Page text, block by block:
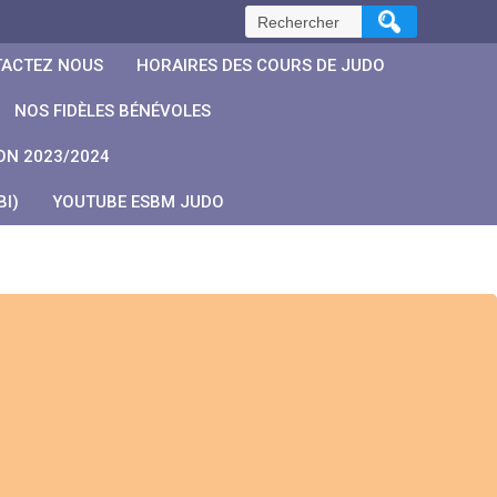
Rechercher :
NOUS HORAIRES DES COURS DE JUDO
NOS FIDÈLES BÉNÉVOLES
2023/2024
YOUTUBE ESBM JUDO